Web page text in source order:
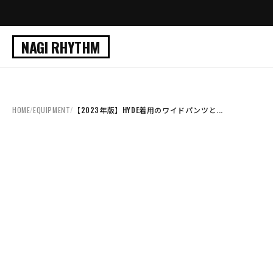
NAGI RHYTHM
HOME/EQUIPMENT/ 【2023年版】HYDE着用のワイドパンツと...